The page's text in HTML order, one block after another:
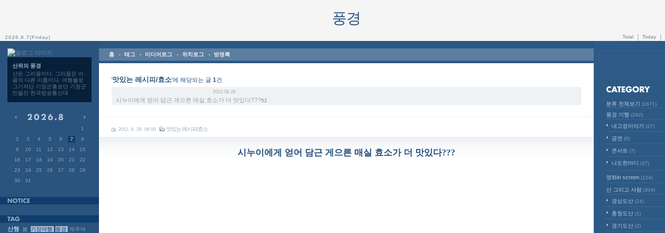
풍경
2026.8.7(Friday) Total Today
산위의 풍경
산은 그리움이다. 그리움은 아
픔의 다른 이름이다. 여행블로
그기자단 기장군홍보단 기장군
민필진 한국방송통신대
1
2
3 4 5 6 7
8
9
10 11 12 13 14
15
16
17 18 19 20 21
22
23
24 25 26 27 28
29
30
31
산행 봄 기장여행 풍경 제주여
분류 전체보기 (1671)
풍경 기행 (292)
내고장이야기 (27)
공연 (6)
콘서트 (7)
나도한마디 (37)
영화in screen (124)
산 그리고 사람 (304)
경상도산 (24)
충청도산 (1)
경기도산 (2)
홈 태그 미디어로그 위치로그 방명록
'맛있는 레시피/효소'에 해당되는 글 1건
2012.06.26
시누이에게 얻어 담근 게으른 매실 효소가 더 맛있다???52
2012. 6. 26. 06:00 맛있는 레시피/효소
시누이에게 얻어 담근 게으른 매실 효소가 더 맛있다???